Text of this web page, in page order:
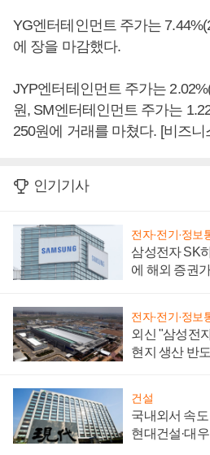
YG엔터테인먼트 주가는
에 장을 마감했다.
JYP엔터테인먼트 주가는
원, SM엔터테인먼트 주가는
250원에 거래를 마쳤다. [비즈
인기기사
전자·전기·정보
삼성전자 SK
에 해외 증권
전자·전기·정보
외신 "삼성전
현지 생산 반
건설
국내외서 속
현대건설·대